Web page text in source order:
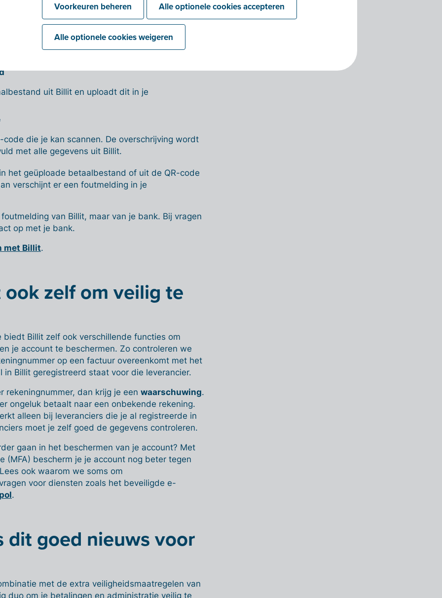
het in Billit?
manieren betalen:
uit Billit en uploadt dit in je
code die je kan scannen. De overschrijving wordt
met alle gegevens uit Billit.
het geüploade betaalbestand of uit de QR-code
verschijnt er een foutmelding in je
van Billit, maar van je bank. Bij vragen
op met je bank.
met Billit.
zelf om veilig te
biedt Billit zelf ook verschillende functies om
en je account te beschermen. Zo controleren we
op een factuur overeenkomt met het
in Billit geregistreerd staat voor die leverancier.
rekeningnummer, dan krijg je een waarschuwing.
ongeluk betaalt naar een onbekende rekening.
alleen bij leveranciers die je al registreerde in
moet je zelf goed de gegevens controleren.
gaan in het beschermen van je account? Met
(MFA) bescherm je je account nog beter tegen
ook waarom we soms om
voor diensten zoals het beveiligde e-
.
dit goed nieuws voor
met de extra veiligheidsmaatregelen van
duo om je betalingen en administratie veilig te
Voorkeuren beheren Alle optionele cookies accepteren
Alle optionele cookies weigeren